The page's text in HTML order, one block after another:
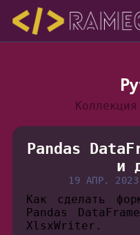
Pandas
и
19 АПР. 2023
Как сделать
Pandas
XlsxWriter.